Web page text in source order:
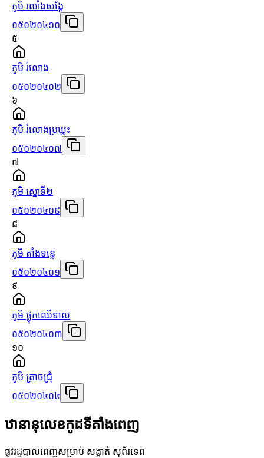
ភូមិ រលាំងសង្កែ
០៥០២០៤១០
៥
ភូមិ រំលោង
០៥០២០៤០២
៦
ភូមិ រំលោងប្រឃ្លះ
០៥០២០៤០៧
៧
ភូមិ ស្នោទី២
០៥០២០៤០៩
៨
ភូមិ តាំងទន្លេ
០៥០២០៤០១
៩
ភូមិ ថ្លុកឈើទាល
០៥០២០៤០៣
១០
ភូមិ ត្រាចជ្រុំ
០៥០២០៤០៤
ឋានានុលេខកូដទីតាំងពេញ
ផ្លូវរដ្ឋបាលពេញសម្រាប់ សង្កាត់ សុព័រទេព